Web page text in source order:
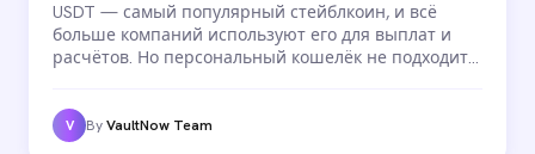
USDT — самый популярный стейблкоин, и всё
больше компаний используют его для выплат и
расчётов. Но персональный кошелёк не подходит
массовые операции, комплаенс.
V ByVaultNow Team